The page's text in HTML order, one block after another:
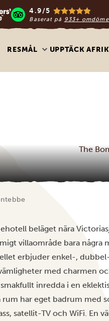
4.9/5
Baserat på 933+
RESMÅL UPPTÄCK
The
beläget nära
villaområde bara några
erbjuder enkel-,
med charmen
inredda i en
har eget badrum med
satellit-TV och WiFi. En